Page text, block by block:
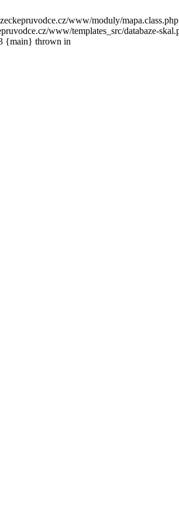
www/moduly/
www/templates_src/databaze-
{main} thrown in